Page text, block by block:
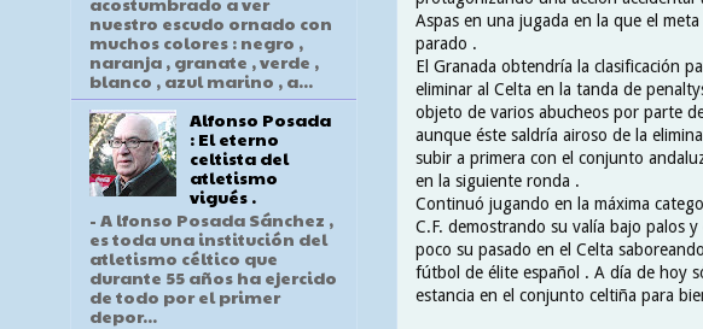
Aspas en una jugada en la que el meta
parado .
El Granada obtendría la clasificación
eliminar al Celta en la tanda de
objeto de varios abucheos por parte
aunque éste saldría airoso de la
subir a primera con el conjunto
en la siguiente ronda .
Continuó jugando en la máxima
C.F. demostrando su valía bajo palos
poco su pasado en el Celta
fútbol de élite español . A día de hoy
estancia en el conjunto celtiña para
nuestro escudo ornado con
muchos colores : negro ,
naranja , granate , verde ,
blanco , azul marino , a...
Alfonso Posada
: El eterno
celtista del
atletismo
vigués .
- A lfonso Posada Sánchez ,
es toda una institución del
atletismo céltico que
durante 55 años ha ejercido
de todo por el primer
depor...